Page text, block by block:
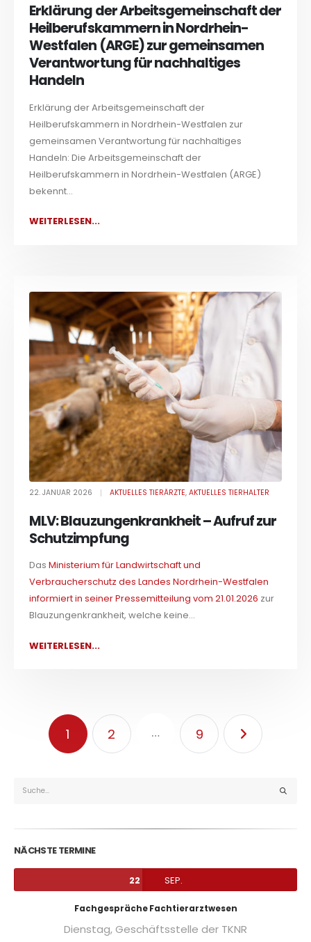
Erklärung der Arbeitsgemeinschaft der
Heilberufskammern in Nordrhein-
Westfalen (ARGE) zur gemeinsamen
Verantwortung für nachhaltiges
Handeln
Erklärung der Arbeitsgemeinschaft der
Heilberufskammern in Nordrhein-Westfalen zur
gemeinsamen Verantwortung für nachhaltiges
Handeln: Die Arbeitsgemeinschaft der
Heilberufskammern in Nordrhein-Westfalen (ARGE)
bekennt...
WEITERLESEN...
22. JANUAR 2026 AKTUELLES TIERÄRZTE,AKTUELLES TIERHALTER
MLV: Blauzungenkrankheit – Aufruf zur
Schutzimpfung
DasMinisterium für Landwirtschaft und
Verbraucherschutz des Landes Nordrhein-Westfalen
informiert in seiner Pressemitteilung vom 21.01.2026 zur
Blauzungenkrankheit, welche keine...
WEITERLESEN...
1 2 … 9
NÄCHSTE TERMINE
22 SEP.
Fachgespräche Fachtierarztwesen
Dienstag, Geschäftsstelle der TKNR